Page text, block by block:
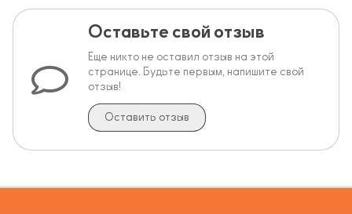
Оставьте свой отзыв
Еще никто не оставил отзыв на этой
странице. Будьте первым, напишите свой
отзыв!
Оставить отзыв